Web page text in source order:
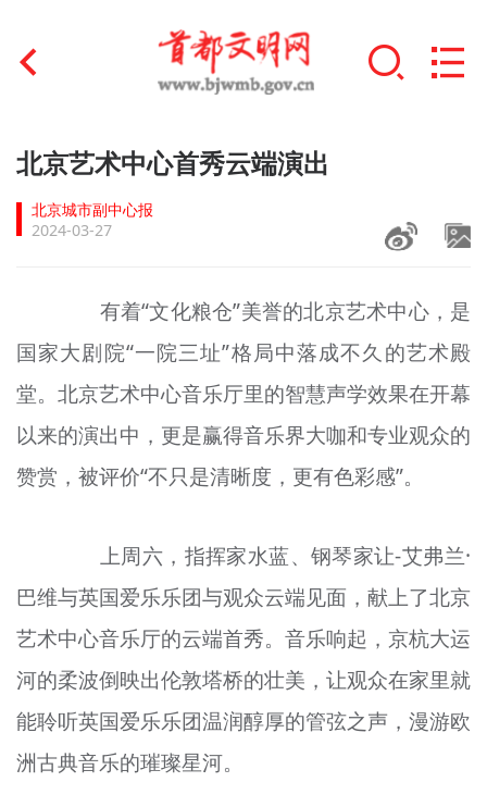
首页
文明创建
+
未成年人思想道德建设
榜样人物
+
身边好人
北京宣传文化引导基金
宣传思想文化人才
专题
资料库
+
北京艺术中心首秀云端演出
北京城市副中心报
2024-03-27
有着“文化粮仓”美誉的北京艺术中心，是
国家大剧院“一院三址”格局中落成不久的艺术殿
堂。北京艺术中心音乐厅里的智慧声学效果在开幕
以来的演出中，更是赢得音乐界大咖和专业观众的
赞赏，被评价“不只是清晰度，更有色彩感”。
上周六，指挥家水蓝、钢琴家让-艾弗兰·
巴维与英国爱乐乐团与观众云端见面，献上了北京
艺术中心音乐厅的云端首秀。音乐响起，京杭大运
河的柔波倒映出伦敦塔桥的壮美，让观众在家里就
能聆听英国爱乐乐团温润醇厚的管弦之声，漫游欧
洲古典音乐的璀璨星河。